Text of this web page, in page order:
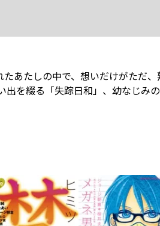
たしの中で、想いだけがただ、
を綴る「失踪日和」、幼なじみ